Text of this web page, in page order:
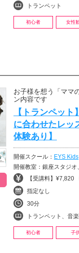
トランペット
初心者 女性
お子様を想う「ママ
ン内容です
【トランペッ
に合わせたレッ
体験あり】
開催スクール： EYS Kids
開催教室：銀座スタジ
【受講料】¥7,820
指定なし
30分
トランペット、音
初心者 子